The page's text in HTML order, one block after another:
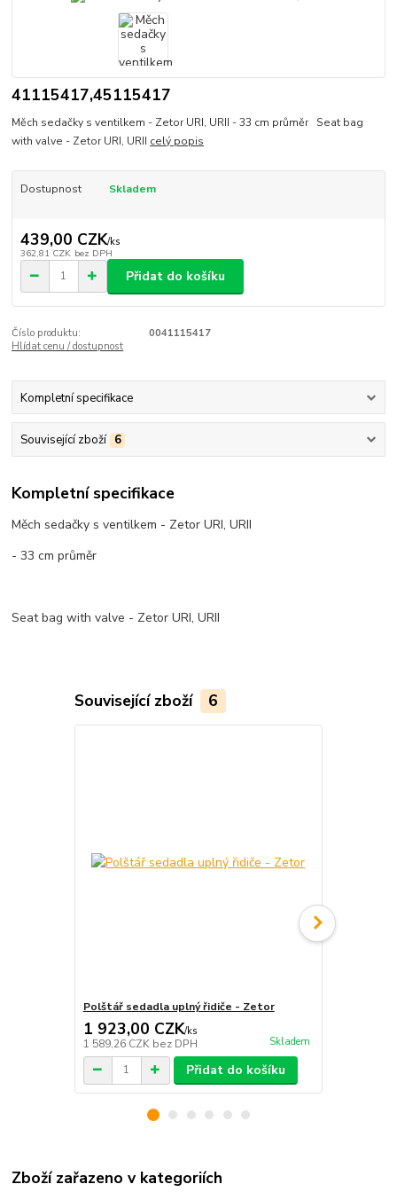
41115417,45115417
Měch sedačky s ventilkem - Zetor URI, URII - 33 cm průměr Seat bag
with valve - Zetor URI, URII celý popis
Dostupnost Skladem
439,00 CZK/ks
362,81 CZK bez DPH
Přidat do košíku
Číslo produktu:
0041115417
Hlídat cenu / dostupnost
Kompletní specifikace
Související zboží 6
Kompletní specifikace
Měch sedačky s ventilkem - Zetor URI, URII
- 33 cm průměr
Seat bag with valve - Zetor URI, URII
Související zboží 6
Polštář sedadla uplný řidiče - Zetor
1 923,00 CZK/ks
1 589,26 CZK bez DPH Skladem
Přidat do košíku
Zboží zařazeno v kategoriích